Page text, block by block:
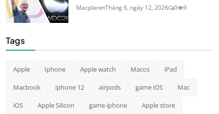
MacplanetTháng 6, ngày 12, 2026 0 9
Tags
Apple Iphone Apple watch Macos iPad
Macbook iphone 12 airpods game iOS Mac
iOS Apple Silicon game iphone Apple store